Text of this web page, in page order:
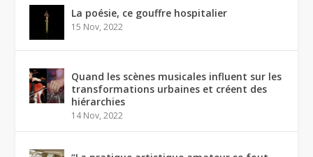
La poésie, ce gouffre hospitalier
15 Nov, 2022
Quand les scènes musicales influent sur les
transformations urbaines et créent des
hiérarchies
14 Nov, 2022